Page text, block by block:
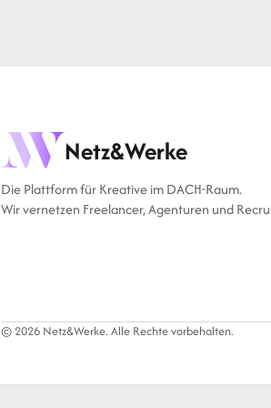
Netz&Werke
Die Plattform für Kreative im DACH-Raum.
Wir vernetzen Freelancer, Agenturen und
© 2026 Netz&Werke. Alle Rechte vorbehalten.